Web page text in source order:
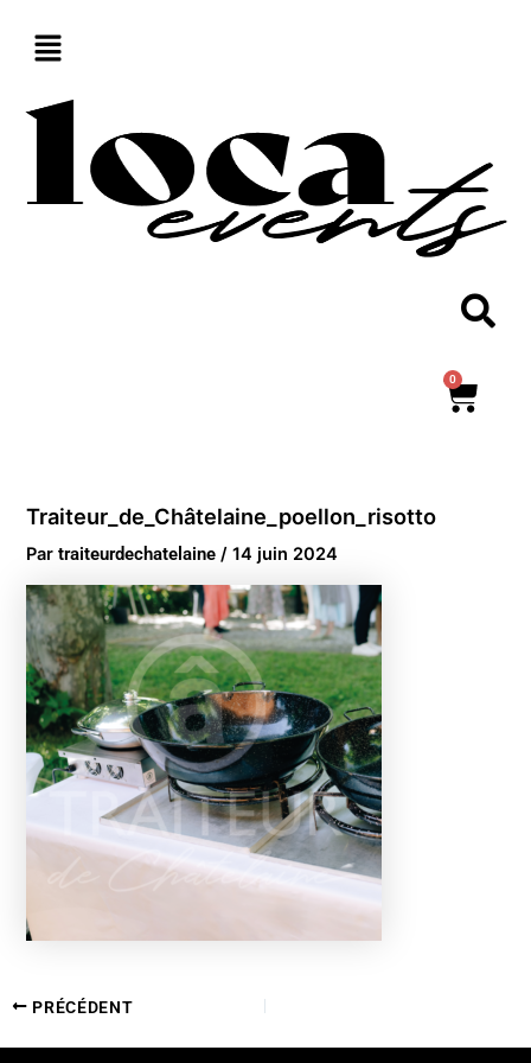
0
Traiteur_de_Châtelaine_poellon_risotto
Partraiteurdechatelaine/14 juin 2024
PRÉCÉDENT